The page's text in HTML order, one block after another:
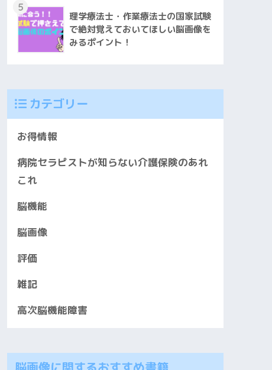
5
理学療法士・作業療法士の国家試験
で絶対覚えておいてほしい脳画像を
みるポイント！
カテゴリー
お得情報
病院セラピストが知らない介護保険のあれ
これ
脳機能
脳画像
評価
雑記
高次脳機能障害